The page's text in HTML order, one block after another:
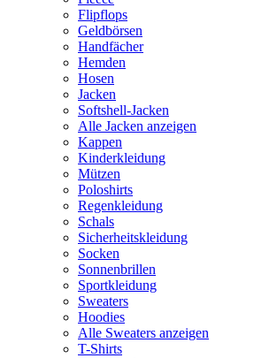
Flipflops
Geldbörsen
Handfächer
Hemden
Hosen
Jacken
Softshell-Jacken
Alle Jacken anzeigen
Kappen
Kinderkleidung
Mützen
Poloshirts
Regenkleidung
Schals
Sicherheitskleidung
Socken
Sonnenbrillen
Sportkleidung
Sweaters
Hoodies
Alle Sweaters anzeigen
T-Shirts